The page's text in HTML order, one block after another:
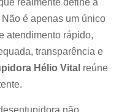
realmente define a
é apenas um único
atendimento rápido,
transparência e
Hélio Vital reúne
não